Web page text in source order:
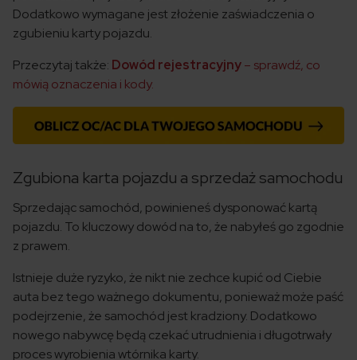
Dodatkowo wymagane jest złożenie zaświadczenia o
zgubieniu karty pojazdu.
Przeczytaj także: Dowód rejestracyjny– sprawdź, co
mówią oznaczenia i kody.
Zgubiona karta pojazdu a sprzedaż samochodu
Sprzedając samochód, powinieneś dysponować kartą
pojazdu. To kluczowy dowód na to, że nabyłeś go zgodnie
z prawem.
Istnieje duże ryzyko, że nikt nie zechce kupić od Ciebie
auta bez tego ważnego dokumentu, ponieważ może paść
podejrzenie, że samochód jest kradziony. Dodatkowo
nowego nabywcę będą czekać utrudnienia i długotrwały
proces wyrobienia wtórnika karty.